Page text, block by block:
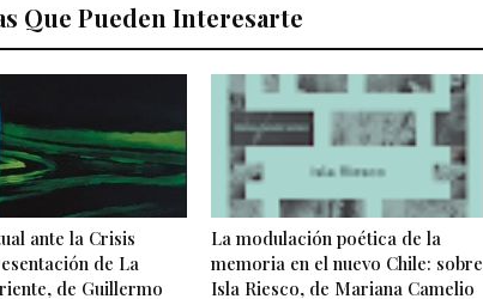
Que Pueden Interesarte
ante la Crisis
de La
de Guillermo
La modulación poética de la
memoria en el nuevo Chile: sobre
Isla Riesco, de Mariana Camelio